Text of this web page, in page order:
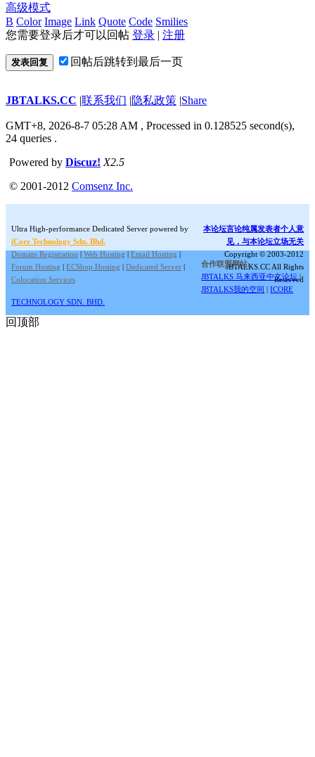
高级模式
B Color Image Link Quote Code Smilies
您需要登录后才可以回帖 登录 | 注册
发表回复 回帖后跳转到最后一页
JBTALKS.CC |联系我们 |隐私政策 |Share
GMT+8, 2026-8-7 05:28 AM , Processed in 0.128525 second(s),
24 queries .
Powered by Discuz! X2.5
© 2001-2012 Comsenz Inc.
Ultra High-performance Dedicated Server powered by
iCore Technology Sdn. Bhd.
Domain Registration | Web Hosting | Email Hosting |
Forum Hosting | ECShop Hosting | Dedicated Server |
Colocation Services
本论坛言论纯属发表者个人意
见，与本论坛立场无关
Copyright © 2003-2012
JBTALKS.CC All Rights
Reserved
合作联盟网站:
JBTALKS 马来西亚中文论坛 |
JBTALKS我的空间 |ICORE
TECHNOLOGY SDN. BHD.
回顶部